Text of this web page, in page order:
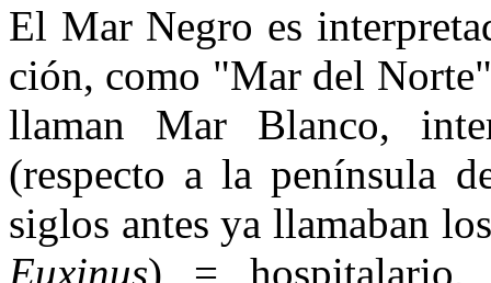
El Mar Negro es
ción, como "Mar del
lla­man Mar Blanco,
(respecto a la península
siglos antes ya lla­maban
Euxinus) = hospita­lario,